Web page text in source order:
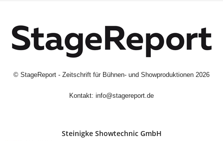
© StageReport - Zeitschrift für Bühnen- und Showproduktionen 2026
Kontakt: info@stagereport.de
Steinigke Showtechnic GmbH